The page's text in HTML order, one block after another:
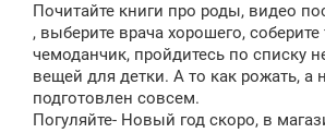
Почитайте книги про роды, видео
, выберите врача хорошего,
чемоданчик, пройдитесь по списку
вещей для детки. А то как рожать, а
подготовлен совсем.
Погуляйте- Новый год скоро, в